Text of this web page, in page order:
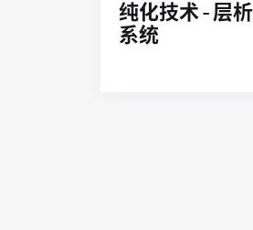
纯化技术 - 层析
系统